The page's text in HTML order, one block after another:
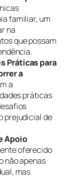
familiar, um
na
que possam
Práticas para
a
a
práticas
prejudicial de
Apoio
oferecido
não apenas
mas